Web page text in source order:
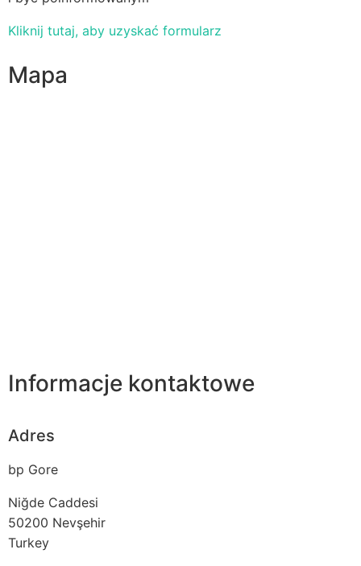
Kliknij tutaj, aby uzyskać formularz
Mapa
Informacje kontaktowe
Adres
bp Gore
Niğde Caddesi
50200 Nevşehir
Turkey